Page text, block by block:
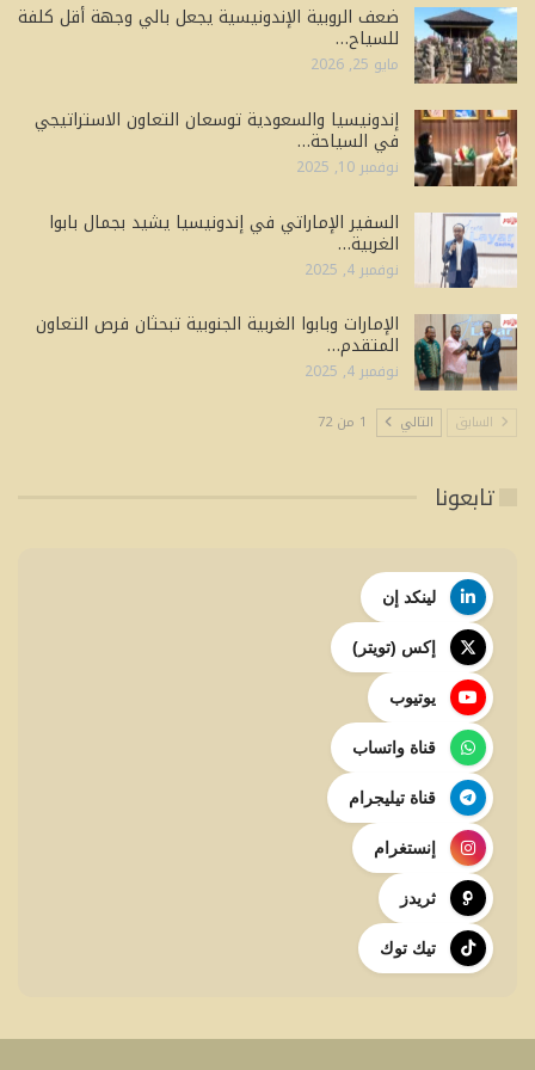
ضعف الروبية الإندونيسية يجعل بالي وجهة أقل كلفة
للسياح…
مايو 25, 2026
إندونيسيا والسعودية توسعان التعاون الاستراتيجي
في السياحة…
نوفمبر 10, 2025
السفير الإماراتي في إندونيسيا يشيد بجمال بابوا
الغربية…
نوفمبر 4, 2025
الإمارات وبابوا الغربية الجنوبية تبحثان فرص التعاون
المتقدم…
نوفمبر 4, 2025
السابق التالي 1 من 72
تابعونا
لينكد إن
إكس (تويتر)
يوتيوب
قناة واتساب
قناة تيليجرام
إنستغرام
ثريدز
تيك توك